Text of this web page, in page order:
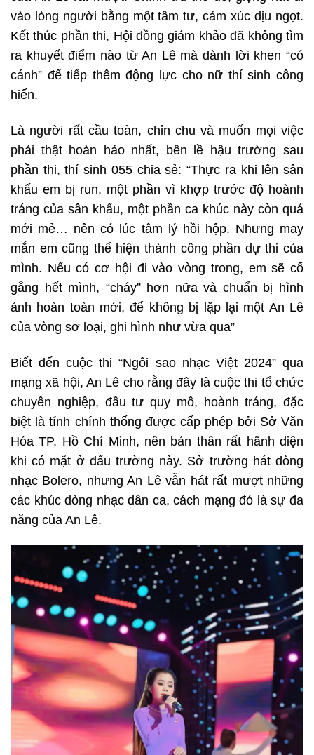
vào lòng người bằng một tâm tư, cảm xúc dịu ngọt.
Kết thúc phần thi, Hội đồng giám khảo đã không tìm
ra khuyết điểm nào từ An Lê mà dành lời khen “có
cánh” để tiếp thêm động lực cho nữ thí sinh công
hiến.
Là người rất cầu toàn, chỉn chu và muốn mọi việc
phải thật hoàn hảo nhất, bên lề hậu trường sau
phần thi, thí sinh 055 chia sẻ: “Thực ra khi lên sân
khấu em bị run, một phần vì khợp trước độ hoành
tráng của sân khấu, một phần ca khúc này còn quá
mới mẻ… nên có lúc tâm lý hồi hộp. Nhưng may
mắn em cũng thể hiện thành công phần dự thi của
mình. Nếu có cơ hội đi vào vòng trong, em sẽ cố
gắng hết mình, “cháy” hơn nữa và chuẩn bị hình
ảnh hoàn toàn mới, để không bị lặp lại một An Lê
của vòng sơ loại, ghi hình như vừa qua”
Biết đến cuộc thi “Ngôi sao nhạc Việt 2024” qua
mạng xã hội, An Lê cho rằng đây là cuộc thi tổ chức
chuyên nghiệp, đầu tư quy mô, hoành tráng, đặc
biệt là tính chính thống được cấp phép bởi Sở Văn
Hóa TP. Hồ Chí Minh, nên bản thân rất hãnh diện
khi có mặt ở đấu trường này. Sở trường hát dòng
nhạc Bolero, nhưng An Lê vẫn hát rất mượt những
các khúc dòng nhạc dân ca, cách mạng đó là sự đa
năng của An Lê.